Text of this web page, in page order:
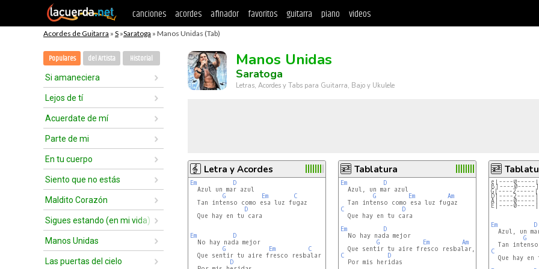
canciones acordes afinador favoritos guitarra piano videos
Acordes de Guitarra » S »Saratoga » Manos Unidas (Tab)
Populares del Artista Historial
Si amaneciera
Lejos de tí
Acuerdate de mí
Parte de mi
En tu cuerpo
Siento que no estás
Maldito Corazón
Sigues estando (en mi vida)
Manos Unidas
Las puertas del cielo
Manos Unidas
Saratoga
Letras, Acordes y Tabs para Guitarra, Bajo y Ukulele
Letra y Acordes
Em
D
  Azul un mar azul
G
Em
C
  Tan intenso como esa luz fugaz
D
  Que hay en tu cara
Em
D
  No hay nada mejor
G
Em
C
  Que sentir tu aire fresco resbalar
D
Tablatura
Em
D
  Azul, un mar azul
G
Em
Am
C
D
  Que hay en tu cara
Em
D
  No hay nada mejor
G
Em
Am
C
D
  Por mis heridas
e|----0-----|
B|----0-----|
G|----2-----|
D|----2-----|
A|----0-----|
E|----0-----|
Em
D
Azul, un
G
C
Que hay en